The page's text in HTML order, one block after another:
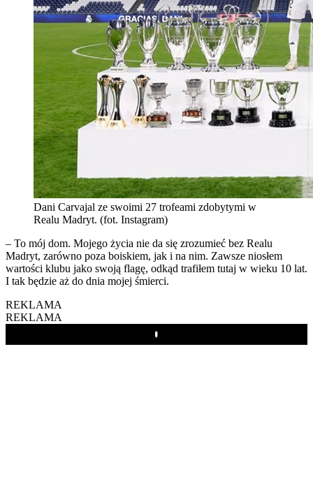
Dani Carvajal ze swoimi 27 trofeami zdobytymi w
Realu Madryt. (fot. Instagram)
– To mój dom. Mojego życia nie da się zrozumieć bez Realu
Madryt, zarówno poza boiskiem, jak i na nim. Zawsze niosłem
wartości klubu jako swoją flagę, odkąd trafiłem tutaj w wieku 10 lat.
I tak będzie aż do dnia mojej śmierci.
REKLAMA
REKLAMA
Play